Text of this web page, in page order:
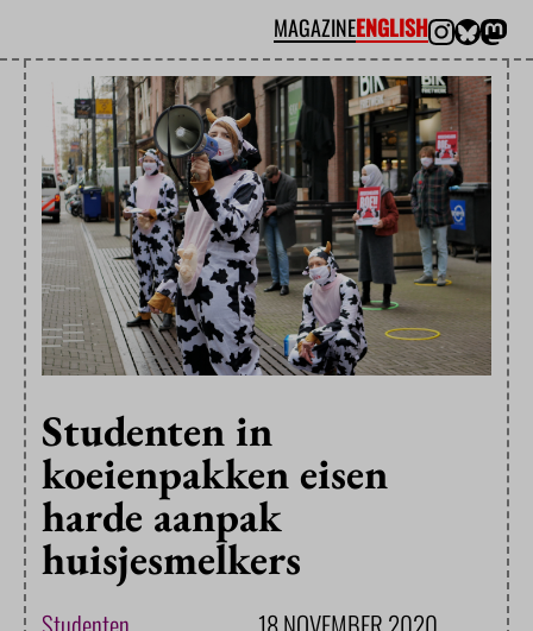
MAGAZINEENGLISH
Studenten in
koeienpakken eisen
harde aanpak
huisjesmelkers